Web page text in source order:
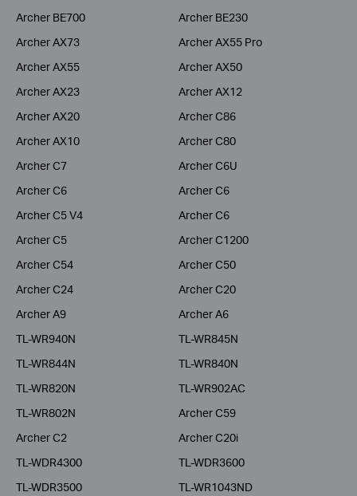
Archer BE700
Archer BE230
Archer AX73
Archer AX55 Pro
Archer AX55
Archer AX50
Archer AX23
Archer AX12
Archer AX20
Archer C86
Archer AX10
Archer C80
Archer C7
Archer C6U
Archer C6
Archer C6
Archer C5 V4
Archer C6
Archer C5
Archer C1200
Archer C54
Archer C50
Archer C24
Archer C20
Archer A9
Archer A6
TL-WR940N
TL-WR845N
TL-WR844N
TL-WR840N
TL-WR820N
TL-WR902AC
TL-WR802N
Archer C59
Archer C2
Archer C20i
TL-WDR4300
TL-WDR3600
TL-WDR3500
TL-WR1043ND